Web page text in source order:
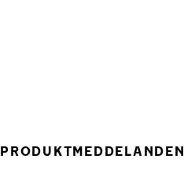
PRODUKTMEDDELANDEN